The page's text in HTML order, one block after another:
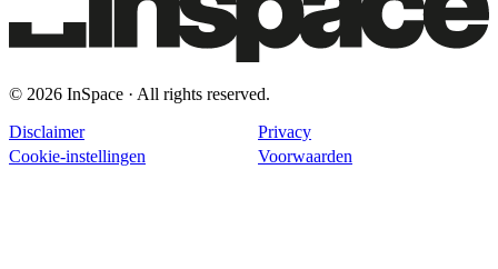
© 2026 InSpace · All rights reserved.
Disclaimer
Privacy
Cookie-instellingen
Voorwaarden